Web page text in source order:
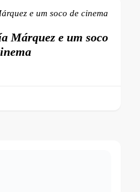
Márquez e um soco